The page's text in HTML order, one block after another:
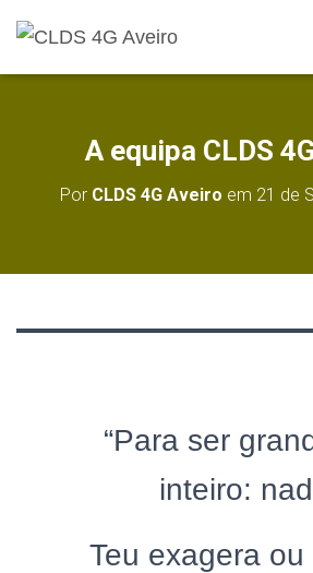
A equipa CLDS
Por CLDS 4G Aveiro em 21 de
“Para ser
inteiro:
Teu exagera ou